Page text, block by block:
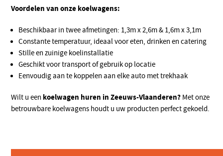
Voordelen van onze koelwagens:
Beschikbaar in twee afmetingen: 1,3m x 2,6m & 1,6m x 3,1m
Constante temperatuur, ideaal voor eten, drinken en catering
Stille en zuinige koelinstallatie
Geschikt voor transport of gebruik op locatie
Eenvoudig aan te koppelen aan elke auto met trekhaak
Wilt u een koelwagen huren in Zeeuws-Vlaanderen? Met onze
betrouwbare koelwagens houdt u uw producten perfect gekoeld.